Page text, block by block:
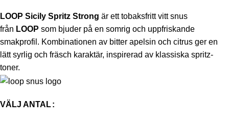
LOOP Sicily Spritz Strong är ett tobaksfritt vitt snus
från LOOP som bjuder på en somrig och uppfriskande
smakprofil. Kombinationen av bitter apelsin och citrus ger en
lätt syrlig och fräsch karaktär, inspirerad av klassiska spritz-
toner.
VÄLJ ANTAL